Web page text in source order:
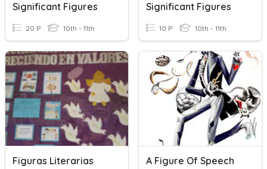
Significant Figures
20 P 10th - 11th
Significant Figures
10 P 10th - 11th
Figuras Literarias A Figure Of Speech